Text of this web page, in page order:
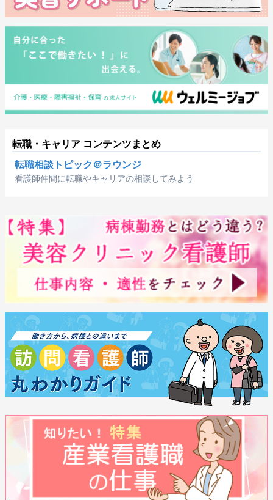
転職・キャリア コンテンツまとめ
転職相談トピック＠ラウンジ
看護師仲間に転職やキャリアの相談してみよう